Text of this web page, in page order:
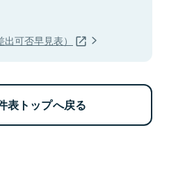
可否早見表）
表トップへ戻る